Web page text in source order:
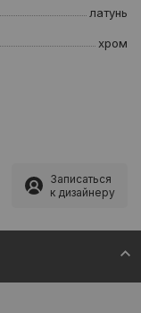
латунь
хром
Записаться
к дизайнеру